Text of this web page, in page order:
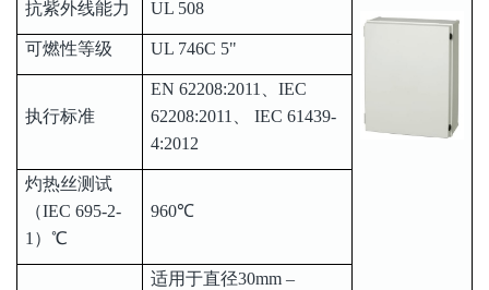
抗紫外线能力 UL 508
可燃性等级 UL 746C 5"
执行标准
EN 62208:2011、IEC
62208:2011、 IEC 61439-
4:2012
灼热丝测试
（IEC 695-2-
1）℃
960℃
适用于直径30mm –